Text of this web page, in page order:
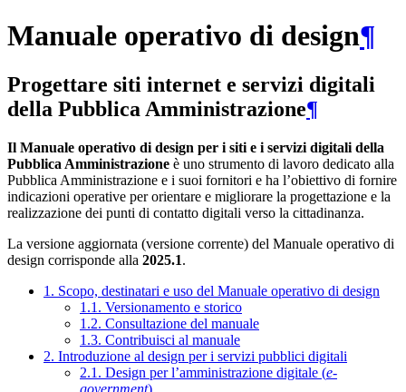
Manuale operativo di design¶
Progettare siti internet e servizi digitali
della Pubblica Amministrazione¶
Il Manuale operativo di design per i siti e i servizi digitali della
Pubblica Amministrazione è uno strumento di lavoro dedicato alla
Pubblica Amministrazione e i suoi fornitori e ha l’obiettivo di fornire
indicazioni operative per orientare e migliorare la progettazione e la
realizzazione dei punti di contatto digitali verso la cittadinanza.
La versione aggiornata (versione corrente) del Manuale operativo di
design corrisponde alla 2025.1.
1. Scopo, destinatari e uso del Manuale operativo di design
1.1. Versionamento e storico
1.2. Consultazione del manuale
1.3. Contribuisci al manuale
2. Introduzione al design per i servizi pubblici digitali
2.1. Design per l’amministrazione digitale (e-
government)